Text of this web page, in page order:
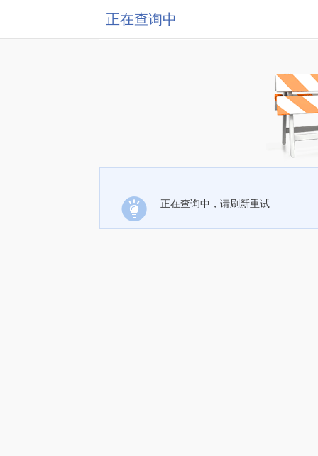
正在查询中
正在查询中，请刷新重试